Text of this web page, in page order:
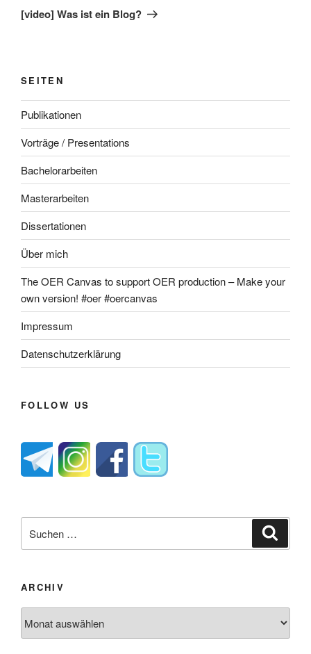
Beitrag
[video] Was ist ein Blog?
SEITEN
Publikationen
Vorträge / Presentations
Bachelorarbeiten
Masterarbeiten
Dissertationen
Über mich
The OER Canvas to support OER production – Make your
own version! #oer #oercanvas
Impressum
Datenschutzerklärung
FOLLOW US
nach:
ARCHIV